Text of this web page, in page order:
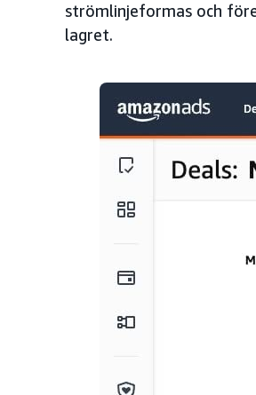
strömlinjeformas och
lagret.